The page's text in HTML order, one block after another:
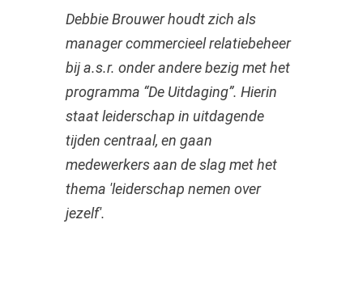
Debbie Brouwer houdt zich als
manager commercieel relatiebeheer
bij a.s.r. onder andere bezig met het
programma “De Uitdaging”. Hierin
staat leiderschap in uitdagende
tijden centraal, en gaan
medewerkers aan de slag met het
thema 'leiderschap nemen over
jezelf'.